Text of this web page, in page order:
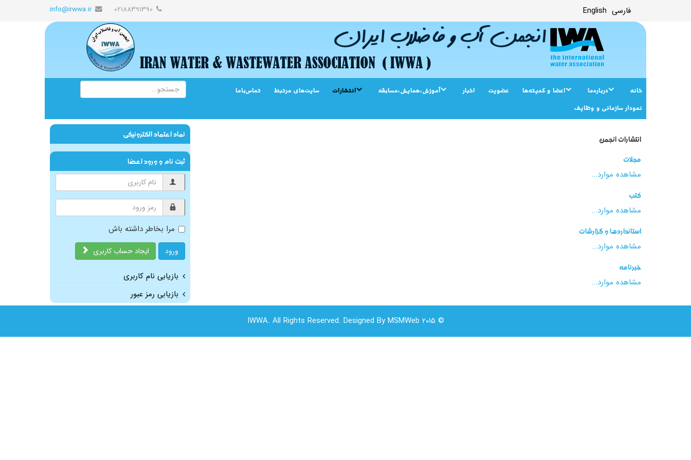
فارسی English
info@irwwa.ir
خانه درباره‌ما اعضا و کمیته‌ها عضویت اخبار آموزش،همایش،مسابقه انتشارات سایت‌‌های مرتبط
تماس‌باما
نمودار سازمانی و وظایف
انتشارات انجمن
مجلات
مشاهده موارد...
کتب
مشاهده موارد...
استانداردها و گزارشات
مشاهده موارد...
خبرنامه
مشاهده موارد...
نماد اعتماد الکترونیکی
ثبت نام و ورود اعضا
مرا بخاطر داشته باش
ورود ایجاد حساب کاربری
بازیابی نام کاربری
بازیابی رمز عبور
© 2015 IWWA. All Rights Reserved. Designed By MSMWeb